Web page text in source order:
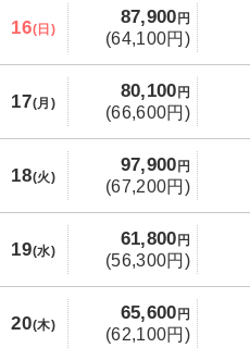
16(日)
87,900 円
(64,100円)
17(月)
80,100 円
(66,600円)
18(火)
97,900 円
(67,200円)
19(水)
61,800 円
(56,300円)
20(木)
65,600 円
(62,100円)